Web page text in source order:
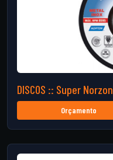
DISCOS :: Super Norzon
Orçamento